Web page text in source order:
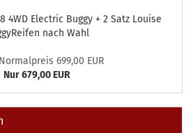
4WD Electric Buggy + 2 Satz Louise
nach Wahl
699,00 EUR
Nur 679,00 EUR